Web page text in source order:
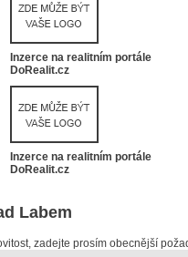
Inzerce na realitním portále
DoRealit.cz
Inzerce na realitním portále
DoRealit.cz
Labem
zadejte prosím obecnější